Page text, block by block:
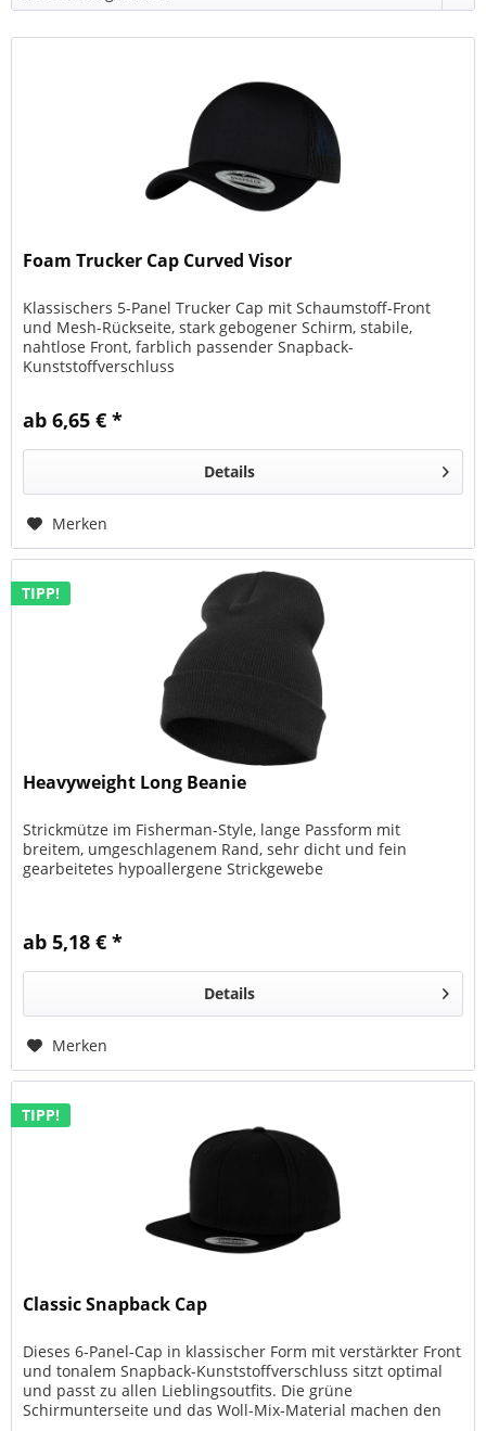
Foam Trucker Cap Curved Visor
Klassischers 5-Panel Trucker Cap mit Schaumstoff-Front
und Mesh-Rückseite, stark gebogener Schirm, stabile,
nahtlose Front, farblich passender Snapback-
Kunststoffverschluss
ab 6,65 € *
Details
Merken
TIPP!
Heavyweight Long Beanie
Strickmütze im Fisherman-Style, lange Passform mit
breitem, umgeschlagenem Rand, sehr dicht und fein
gearbeitetes hypoallergene Strickgewebe
ab 5,18 € *
Details
Merken
TIPP!
Classic Snapback Cap
Dieses 6-Panel-Cap in klassischer Form mit verstärkter Front
und tonalem Snapback-Kunststoffverschluss sitzt optimal
und passt zu allen Lieblingsoutfits. Die grüne
Schirmunterseite und das Woll-Mix-Material machen den